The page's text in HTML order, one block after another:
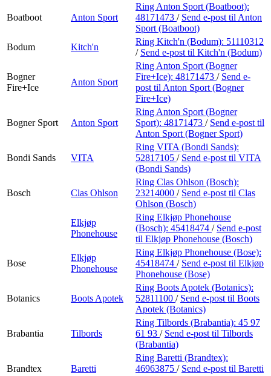
Boatboot Anton Sport
Ring Anton Sport (Boatboot):
48171473 / Send e-post til Anton
Sport (Boatboot)
Bodum
Kitch'n
Ring Kitch'n (Bodum): 51110312
/ Send e-post til Kitch'n (Bodum)
Bogner
Fire+Ice
Anton Sport
Ring Anton Sport (Bogner
Fire+Ice): 48171473 / Send e-
post til Anton Sport (Bogner
Fire+Ice)
Bogner Sport Anton Sport
Ring Anton Sport (Bogner
Sport): 48171473 / Send e-post til
Anton Sport (Bogner Sport)
Bondi Sands VITA
Ring VITA (Bondi Sands):
52817105 / Send e-post til VITA
(Bondi Sands)
Bosch Clas Ohlson
Ring Clas Ohlson (Bosch):
23214000 / Send e-post til Clas
Ohlson (Bosch)
Elkjøp
Phonehouse
Ring Elkjøp Phonehouse
(Bosch): 45418474 / Send e-post
til Elkjøp Phonehouse (Bosch)
Bose
Elkjøp
Phonehouse
Ring Elkjøp Phonehouse (Bose):
45418474 / Send e-post til Elkjøp
Phonehouse (Bose)
Botanics Boots Apotek
Ring Boots Apotek (Botanics):
52811100 / Send e-post til Boots
Apotek (Botanics)
Brabantia Tilbords
Ring Tilbords (Brabantia): 45 97
61 93 / Send e-post til Tilbords
(Brabantia)
Brandtex Baretti
Ring Baretti (Brandtex):
46963875 / Send e-post til Baretti